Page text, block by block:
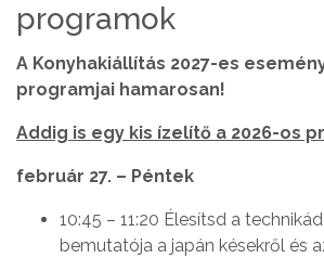
programok
A Konyhakiállítás 2027-es
programjai hamarosan!
Addig is egy kis ízelítő a 2026-os
február 27. – Péntek
10:45 – 11:20 Élesítsd a
bemutatója a japán késekről és